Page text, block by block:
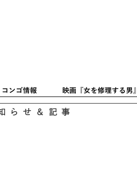
コンゴ情報 映画『女を修理する男』
らせ＆記事